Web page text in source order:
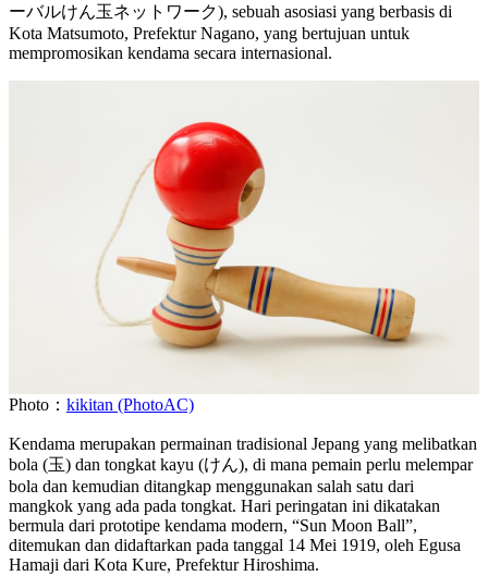
ーバルけん玉ネットワーク), sebuah asosiasi yang berbasis di
Kota Matsumoto, Prefektur Nagano, yang bertujuan untuk
mempromosikan kendama secara internasional.
Photo： kikitan (PhotoAC)
Kendama merupakan permainan tradisional Jepang yang melibatkan
bola (玉) dan tongkat kayu (けん), di mana pemain perlu melempar
bola dan kemudian ditangkap menggunakan salah satu dari
mangkok yang ada pada tongkat. Hari peringatan ini dikatakan
bermula dari prototipe kendama modern, “Sun Moon Ball”,
ditemukan dan didaftarkan pada tanggal 14 Mei 1919, oleh Egusa
Hamaji dari Kota Kure, Prefektur Hiroshima.